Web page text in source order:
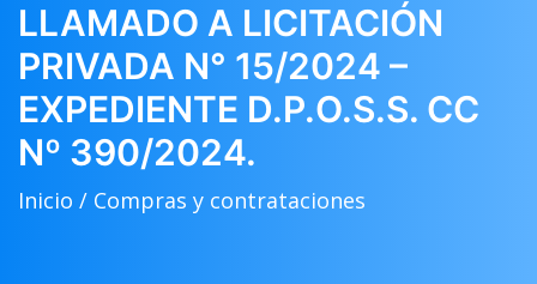
LLAMADO A LICITACIÓN
PRIVADA N° 15/2024 –
EXPEDIENTE D.P.O.S.S. CC
Nº 390/2024.
Inicio / Compras y contrataciones